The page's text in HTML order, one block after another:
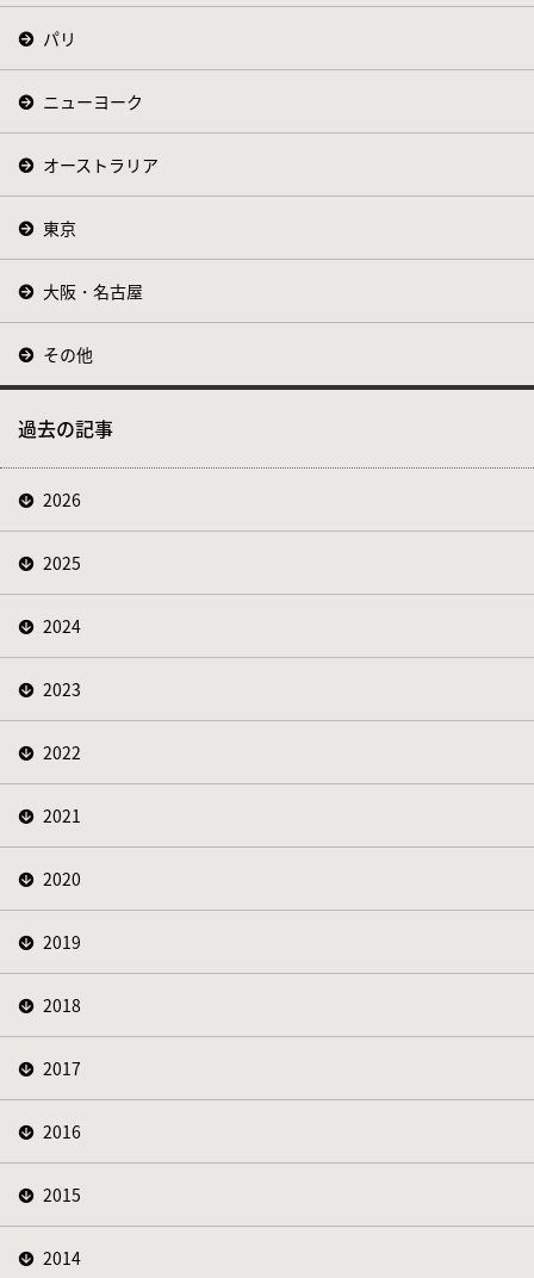
パリ
ニューヨーク
オーストラリア
東京
大阪・名古屋
その他
過去の記事
2026
2025
2024
2023
2022
2021
2020
2019
2018
2017
2016
2015
2014